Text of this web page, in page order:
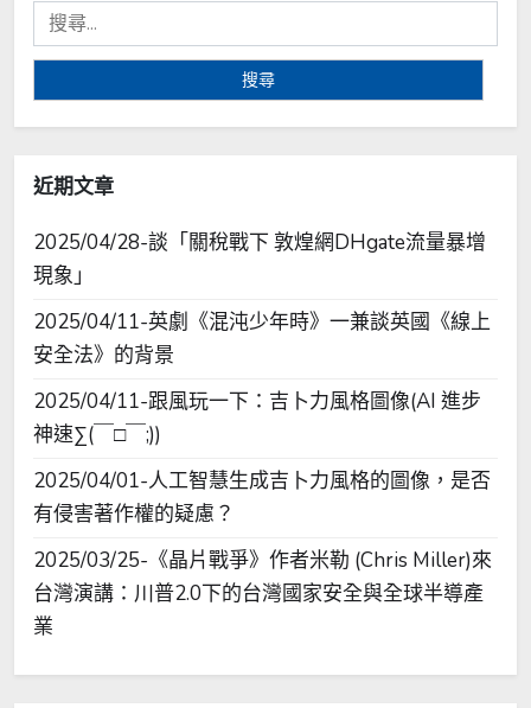
搜
尋
近期文章
2025/04/28-談「關稅戰下 敦煌網DHgate流量暴增
現象」
2025/04/11-英劇《混沌少年時》一兼談英國《線上
安全法》的背景
2025/04/11-跟風玩一下：吉卜力風格圖像(AI 進步
神速∑(￣□￣;))
2025/04/01-人工智慧生成吉卜力風格的圖像，是否
有侵害著作權的疑慮？
2025/03/25-《晶片戰爭》作者米勒 (Chris Miller)來
台灣演講：川普2.0下的台灣國家安全與全球半導產
業